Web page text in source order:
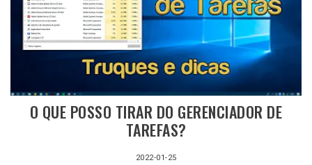
O QUE POSSO TIRAR DO GERENCIADOR DE
TAREFAS?
2022-01-25